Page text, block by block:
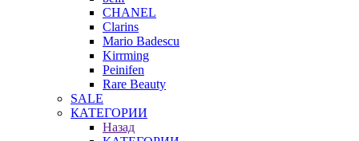
CHANEL
Clarins
Mario Badescu
Kirrming
Peinifen
Rare Beauty
SALE
КАТЕГОРИИ
Назад